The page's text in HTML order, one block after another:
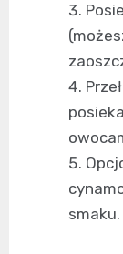
smaku.